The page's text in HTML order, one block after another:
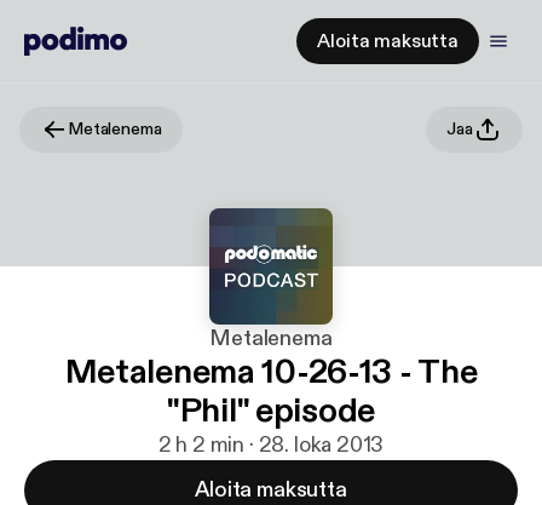
Aloita maksutta
Metalenema Jaa
Metalenema
Metalenema 10-26-13 - The
"Phil" episode
2 h 2 min · 28. loka 2013
Aloita maksutta